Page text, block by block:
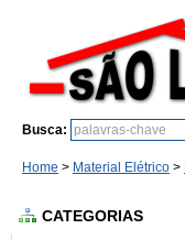
Busca:
Home > Material Elétrico >
CATEGORIAS